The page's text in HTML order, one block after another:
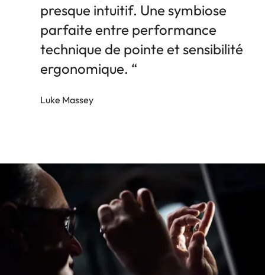
presque intuitif. Une symbiose
parfaite entre performance
technique de pointe et sensibilité
ergonomique. “
Luke Massey